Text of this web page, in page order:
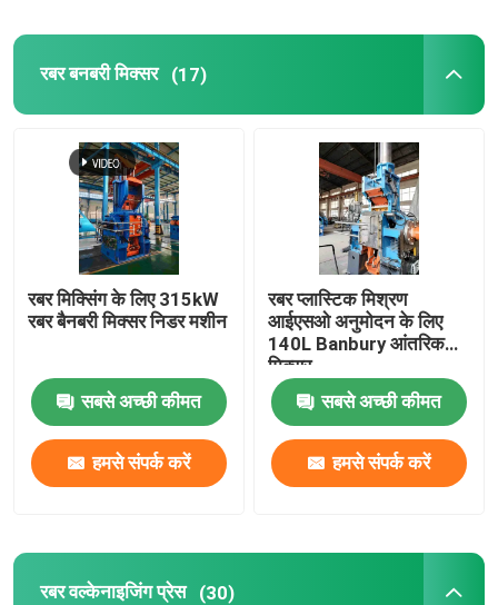
रबर बनबरी मिक्सर (17)
रबर मिक्सिंग के लिए 315kW
रबर बैनबरी मिक्सर निडर मशीन
सबसे अच्छी कीमत
हमसे संपर्क करें
रबर प्लास्टिक मिश्रण
आईएसओ अनुमोदन के लिए
140L Banbury आंतरिक
मिक्सर
सबसे अच्छी कीमत
हमसे संपर्क करें
रबर वल्केनाइजिंग प्रेस (30)